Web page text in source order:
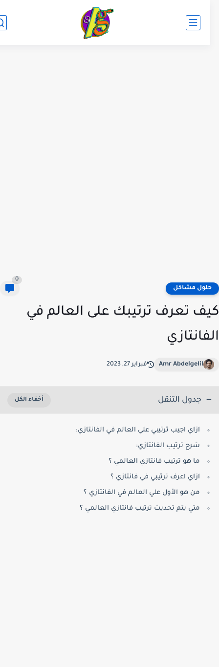
مشاكل
تعرف ترتيبك على العالم في
Amr Abdelgelil فبراير 27, 2023
جدول التنقل
ازاي اجيب ترتيبي علي العالم في الفانتازي:
شرح ترتيب الفانتازي:
ما هو ترتيب فانتازي العالمي ؟
ازاي اعرف ترتيبي في فانتازي ؟
من هو الأول علي العالم في الفانتازي ؟
متي يتم تحديث ترتيب فانتازي العالمي ؟